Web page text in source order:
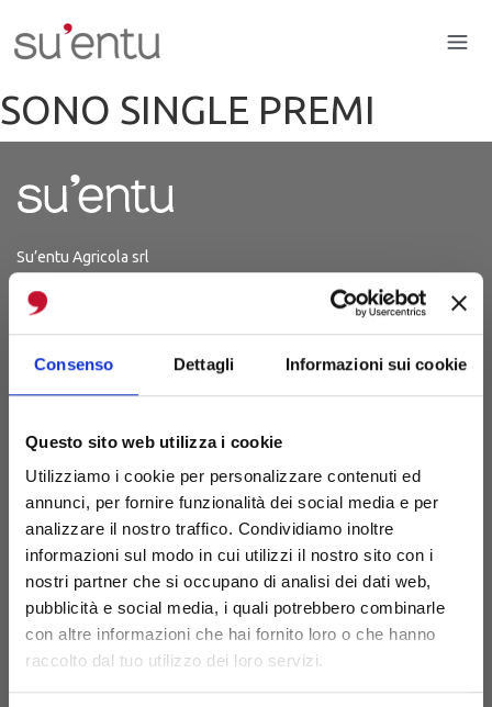
Consenso Dettagli Informazioni sui cookie
Questo sito web utilizza i cookie
Utilizziamo i cookie per personalizzare contenuti ed
annunci, per fornire funzionalità dei social media e per
analizzare il nostro traffico. Condividiamo inoltre
informazioni sul modo in cui utilizzi il nostro sito con i
nostri partner che si occupano di analisi dei dati web,
pubblicità e social media, i quali potrebbero combinarle
con altre informazioni che hai fornito loro o che hanno
raccolto dal tuo utilizzo dei loro servizi.
SONO SINGLE PREMI
Su’entu Agricola srl
P.Iva 03214150926
Iscrizione 29.06.2012
(Strada Sanluri-Lunamatrona)
09025 Sanluri (CA)
Sardegna, Italia
Punto Vendita e Prenotazioni
+39 (070)7050411
visita@cantinesuentu.com
Informativa Privacy - clienti